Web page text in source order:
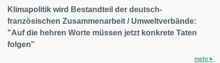
Klimapolitik wird Bestandteil der deutsch-
französischen Zusammenarbeit / Umweltverbände:
"Auf die hehren Worte müssen jetzt konkrete Taten
folgen"
mehr